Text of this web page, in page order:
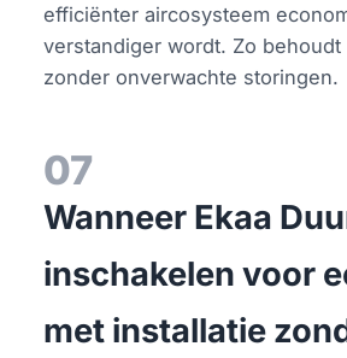
efficiënter aircosysteem
verstandiger wordt. Zo
zonder onverwachte storingen.
07
Wanneer Ekaa
inschakelen voor
met installatie